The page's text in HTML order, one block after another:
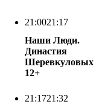
21:0021:17
Наши Люди.
Династия
Шеревкуловых
12+
21:1721:32